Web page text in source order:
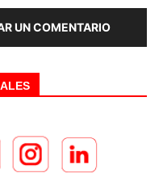
UN COMENTARIO